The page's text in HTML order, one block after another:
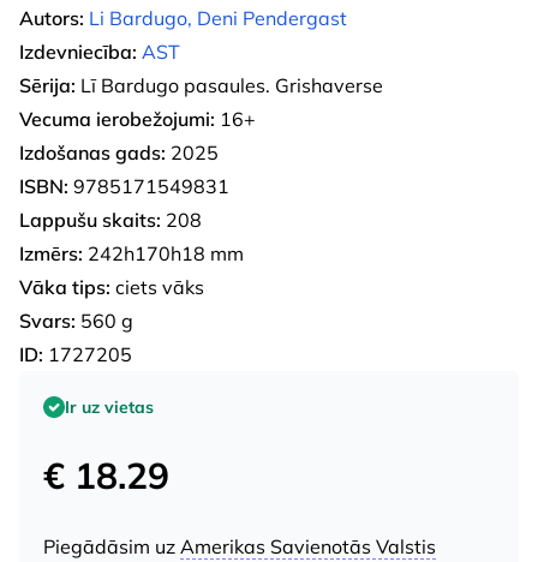
Autors: Li Bardugo, Deni Pendergast
Izdevniecība: AST
Sērija: Lī Bardugo pasaules. Grishaverse
Vecuma ierobežojumi: 16+
Izdošanas gads: 2025
ISBN: 9785171549831
Lappušu skaits: 208
Izmērs: 242h170h18 mm
Vāka tips: ciets vāks
Svars: 560 g
ID: 1727205
Ir uz vietas
€ 18.29
Piegādāsim uz Amerikas Savienotās Valstis